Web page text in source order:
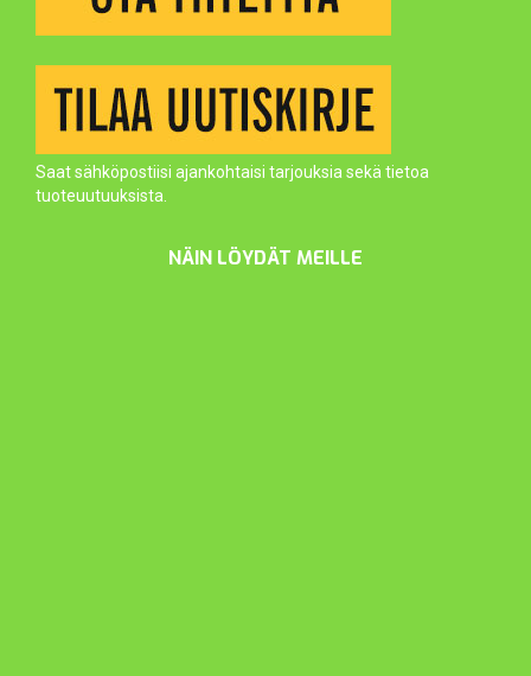
Saat sähköpostiisi ajankohtaisi tarjouksia sekä tietoa
tuoteuutuuksista.
NÄIN LÖYDÄT MEILLE